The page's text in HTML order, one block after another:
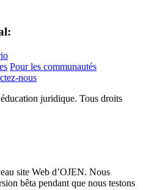
Pour les communautés
nous
juridique. Tous droits
site Web d’OJEN. Nous
bêta pendant que nous testons